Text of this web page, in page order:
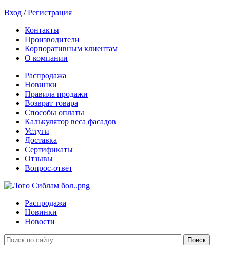
Вход /Регистрация
Контакты
Производители
Корпоративным клиентам
О компании
Распродажа
Новинки
Правила продажи
Возврат товара
Способы оплаты
Калькулятор веса фасадов
Услуги
Доставка
Сертификаты
Отзывы
Вопрос-ответ
Распродажа
Новинки
Новости